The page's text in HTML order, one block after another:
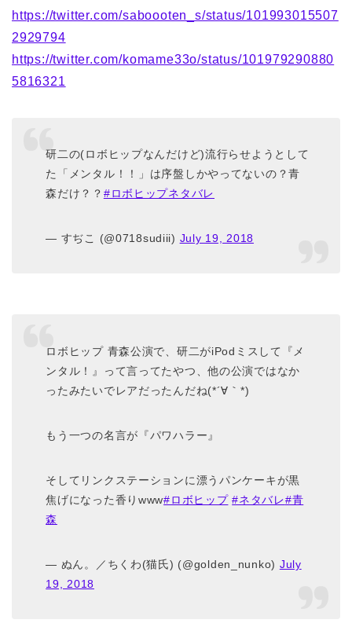
https://twitter.com/saboooten_s/status/101993015507
2929794
https://twitter.com/komame33o/status/101979290880
5816321
研二の(ロボヒップなんだけど)流行らせようとして
た「メンタル！！」は序盤しかやってないの？青
森だけ？？ #ロボヒップネタバレ
— すぢこ (@0718sudiii) July 19, 2018
ロボヒップ 青森公演で、研二がiPodミスして『メ
ンタル！』って言ってたやつ、他の公演ではなか
ったみたいでレアだったんだね(*´∀｀*)
もう一つの名言が『パワハラー』
そしてリンクステーションに漂うパンケーキが黒
焦げになった香りwww#ロボヒップ #ネタバレ#青
森
— ぬん。／ちくわ(猫氏) (@golden_nunko) July
19, 2018